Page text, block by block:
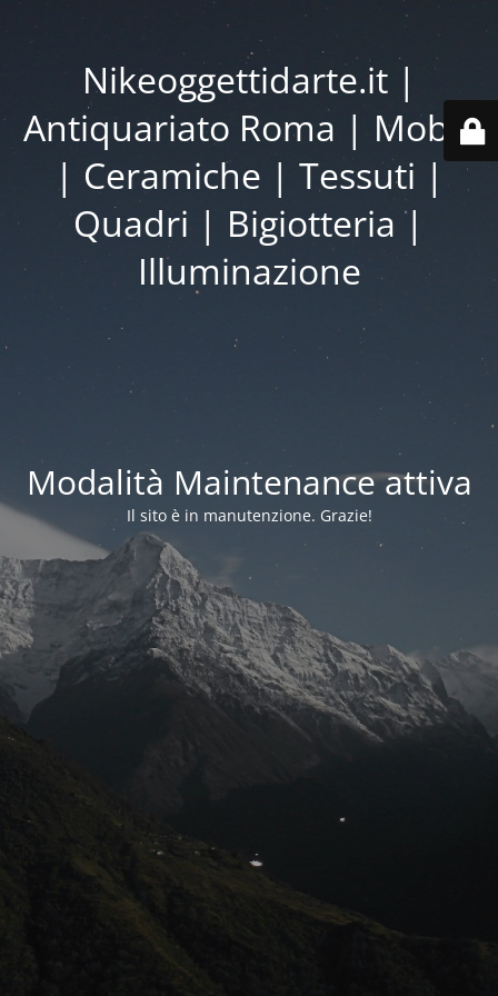
Nikeoggettidarte.it |
Antiquariato Roma | Mobili
| Ceramiche | Tessuti |
Quadri | Bigiotteria |
Illuminazione
Modalità Maintenance attiva
Il sito è in manutenzione. Grazie!